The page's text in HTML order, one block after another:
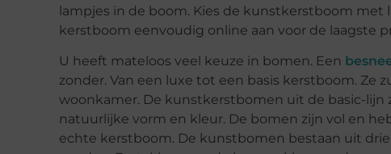
lampjes in de boom. Kies de kunstkerstboom met
kerstboom eenvoudig online aan voor de laagste
U heeft mateloos veel keuze in bomen. Een
zonder. Van een luxe tot een basis kerstboom.
woonkamer. De kunstkerstbomen uit de basic-
natuurlijke vorm en kleur. De bomen zijn vol en
echte kerstboom. De kunstbomen bestaan uit